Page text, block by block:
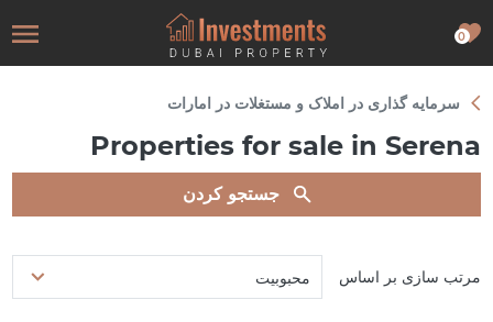
0
سرمایه گذاری در املاک و مستغلات در امارات
Properties for sale in Serena
جستجو کردن
مرتب سازی بر اساس محبوبیت